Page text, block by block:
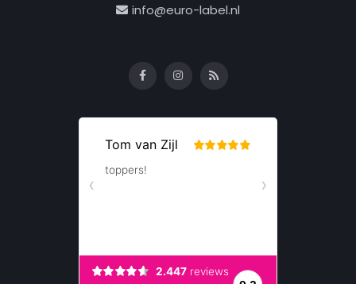
info@euro-label.nl